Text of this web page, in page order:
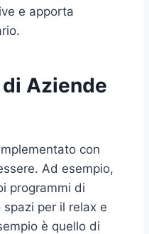
e apporta
Aziende
con
Ad esempio,
programmi di
per il relax e
è quello di